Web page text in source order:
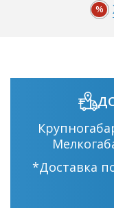
%
*Доставка